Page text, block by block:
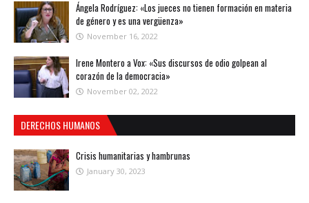
Ángela Rodríguez: «Los jueces no tienen formación en materia
de género y es una vergüenza»
November 16, 2022
Irene Montero a Vox: «Sus discursos de odio golpean al
corazón de la democracia»
November 02, 2022
DERECHOS HUMANOS
Crisis humanitarias y hambrunas
January 30, 2023